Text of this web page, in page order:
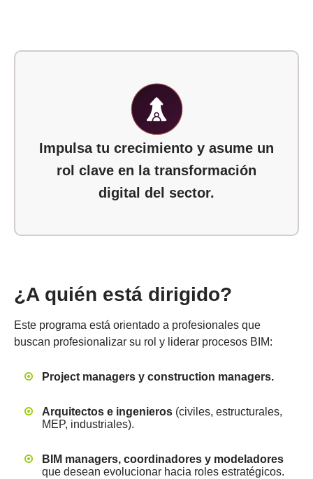
Impulsa tu crecimiento y asume un
rol clave en la transformación
digital del sector.
¿A quién está dirigido?
Este programa está orientado a profesionales que
buscan profesionalizar su rol y liderar procesos BIM:
Project managers y construction managers.
Arquitectos e ingenieros (civiles, estructurales,
MEP, industriales).
BIM managers, coordinadores y modeladores
que desean evolucionar hacia roles estratégicos.